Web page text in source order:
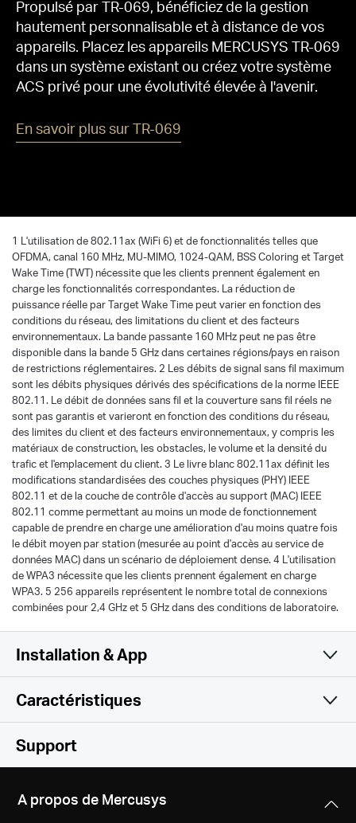
Propulsé par TR-069, bénéficiez de la gestion
hautement personnalisable et à distance de vos
appareils. Placez les appareils MERCUSYS TR-069
dans un système existant ou créez votre système
ACS privé pour une évolutivité élevée à l'avenir.
En savoir plus sur TR-069
1 L'utilisation de 802.11ax (WiFi 6) et de fonctionnalités telles que
OFDMA, canal 160 MHz, MU-MIMO, 1024-QAM, BSS Coloring et Target
Wake Time (TWT) nécessite que les clients prennent également en
charge les fonctionnalités correspondantes. La réduction de
puissance réelle par Target Wake Time peut varier en fonction des
conditions du réseau, des limitations du client et des facteurs
environnementaux. La bande passante 160 MHz peut ne pas être
disponible dans la bande 5 GHz dans certaines régions/pays en raison
de restrictions réglementaires. 2 Les débits de signal sans fil maximum
sont les débits physiques dérivés des spécifications de la norme IEEE
802.11. Le débit de données sans fil et la couverture sans fil réels ne
sont pas garantis et varieront en fonction des conditions du réseau,
des limites du client et des facteurs environnementaux, y compris les
matériaux de construction, les obstacles, le volume et la densité du
trafic et l'emplacement du client. 3 Le livre blanc 802.11ax définit les
modifications standardisées des couches physiques (PHY) IEEE
802.11 et de la couche de contrôle d'accès au support (MAC) IEEE
802.11 comme permettant au moins un mode de fonctionnement
capable de prendre en charge une amélioration d'au moins quatre fois
le débit moyen par station (mesurée au point d'accès au service de
données MAC) dans un scénario de déploiement dense. 4 L'utilisation
de WPA3 nécessite que les clients prennent également en charge
WPA3. 5 256 appareils représentent le nombre total de connexions
combinées pour 2,4 GHz et 5 GHz dans des conditions de laboratoire.
Installation & App
Simple et fonctionnel
Caractéristiques
WiFi
Compatible with 802.11ax/ac/a/b/g/n Wi-Fi standards
Matériel
Support
A propos de Mercusys